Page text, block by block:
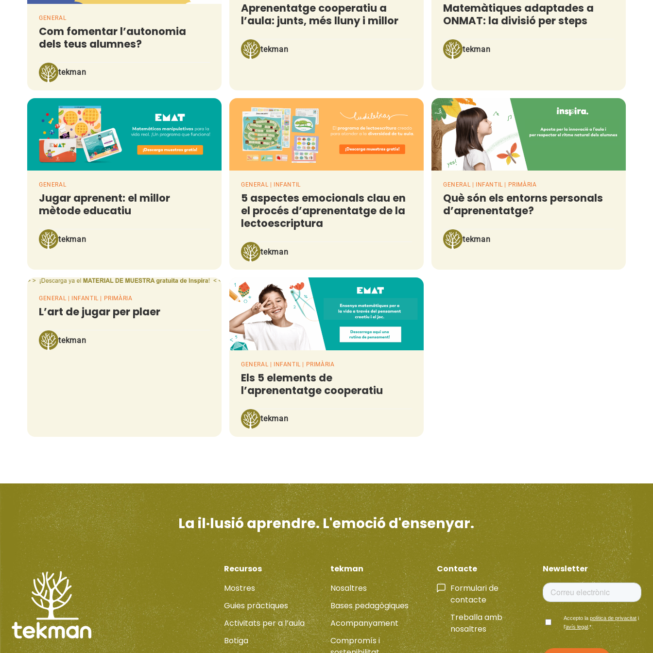
GENERAL
Com fomentar l’autonomia
dels teus alumnes?
tekman
Aprenentatge cooperatiu a
l’aula: junts, més lluny i millor
tekman
Matemàtiques adaptades a
ONMAT: la divisió per steps
tekman
GENERAL
Jugar aprenent: el millor
mètode educatiu
tekman
GENERAL | INFANTIL
5 aspectes emocionals clau en
el procés d’aprenentatge de la
lectoescriptura
tekman
GENERAL | INFANTIL | PRIMÀRIA
Què són els entorns personals
d’aprenentatge?
tekman
GENERAL | INFANTIL | PRIMÀRIA
L’art de jugar per plaer
tekman
GENERAL | INFANTIL | PRIMÀRIA
Els 5 elements de
l’aprenentatge cooperatiu
tekman
La il·lusió aprendre. L'emoció d'ensenyar.
Recursos
Mostres
Guies pràctiques
Activitats per a l’aula
Botiga
tekman
Nosaltres
Bases pedagògiques
Acompanyament
Compromís i
Contacte
Formulari de
contacte
Treballa amb
nosaltres
Newsletter
Accepto lapolítica de privacitati
l'avís legal.*